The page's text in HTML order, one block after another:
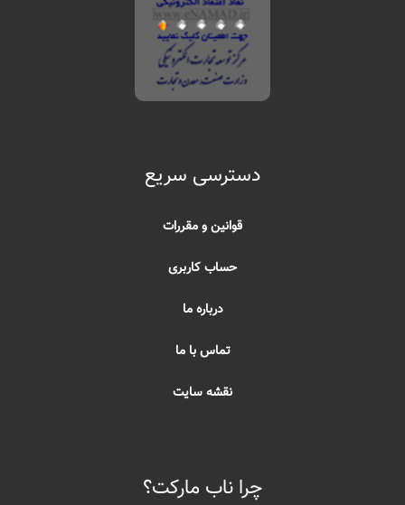
دسترسی سریع
قوانین و مقررات
حساب کاربری
درباره ما
تماس با ما
نقشه سایت
چرا ناب مارکت؟